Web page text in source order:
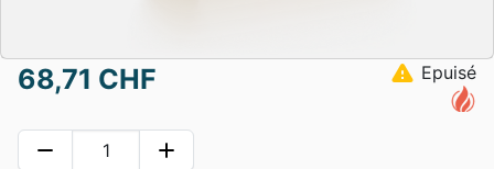
68,71 CHF warning Epuisé
remove add